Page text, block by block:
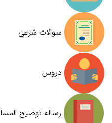
سوالات شرعی
دروس
رساله توضیح المسائل